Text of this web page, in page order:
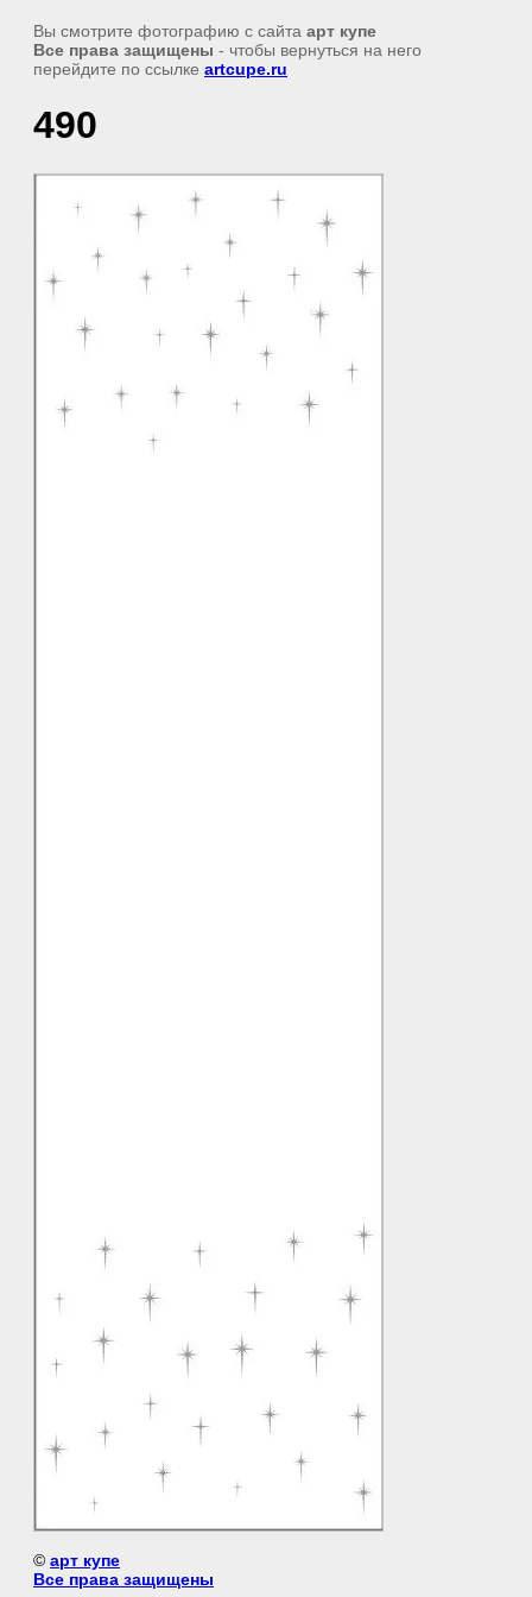
Вы смотрите фотографию с сайта арт купе
Все права защищены - чтобы вернуться на него
перейдите по ссылке artcupe.ru
490
© арт купе
Все права защищены